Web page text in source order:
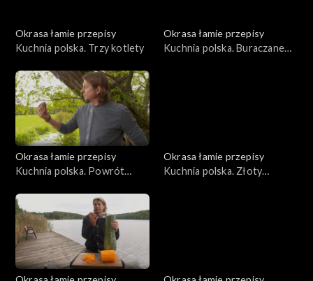
Okrasa łamie przepisy
Kuchnia polska. Trzy kotlety
Okrasa łamie przepisy
Kuchnia polska. Buraczane
Okrasa łamie przepisy
Kuchnia polska. Powrót
Okrasa łamie przepisy
Kuchnia polska. Złoty